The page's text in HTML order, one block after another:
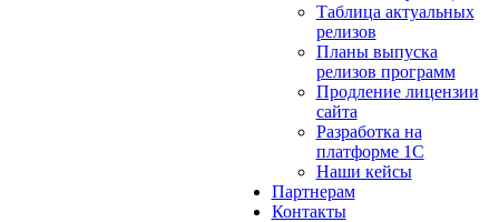
Таблица актуальных
релизов
Планы выпуска
релизов программ
Продление лицензии
сайта
Разработка на
платформе 1С
Наши кейсы
Партнерам
Контакты